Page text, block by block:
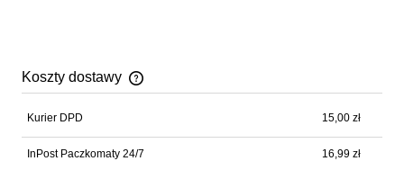
Koszty dostawy
Cena nie zawiera ewentualnych kosztów płatności
Kurier DPD 15,00 zł
InPost Paczkomaty 24/7 16,99 zł